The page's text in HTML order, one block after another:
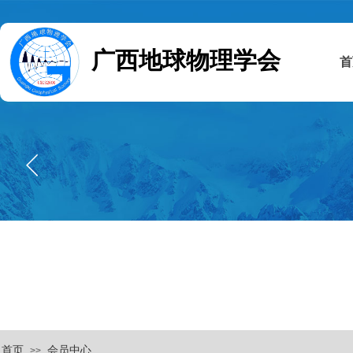
广西地球物理学会
首页 >> 会员中心